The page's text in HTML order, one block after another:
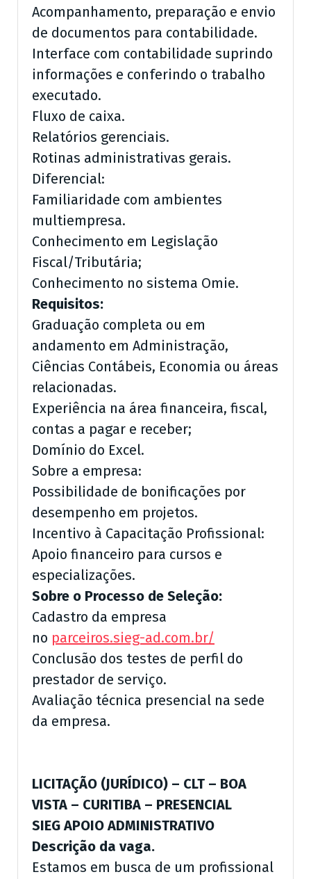
Acompanhamento, preparação e envio
de documentos para contabilidade.
Interface com contabilidade suprindo
informações e conferindo o trabalho
executado.
Fluxo de caixa.
Relatórios gerenciais.
Rotinas administrativas gerais.
Diferencial:
Familiaridade com ambientes
multiempresa.
Conhecimento em Legislação
Fiscal/Tributária;
Conhecimento no sistema Omie.
Requisitos:
Graduação completa ou em
andamento em Administração,
Ciências Contábeis, Economia ou áreas
relacionadas.
Experiência na área financeira, fiscal,
contas a pagar e receber;
Domínio do Excel.
Sobre a empresa:
Possibilidade de bonificações por
desempenho em projetos.
Incentivo à Capacitação Profissional:
Apoio financeiro para cursos e
especializações.
Sobre o Processo de Seleção:
Cadastro da empresa
no parceiros.sieg-ad.com.br/
Conclusão dos testes de perfil do
prestador de serviço.
Avaliação técnica presencial na sede
da empresa.
LICITAÇÃO (JURÍDICO) – CLT – BOA
VISTA – CURITIBA – PRESENCIAL
SIEG APOIO ADMINISTRATIVO
Descrição da vaga.
Estamos em busca de um profissional